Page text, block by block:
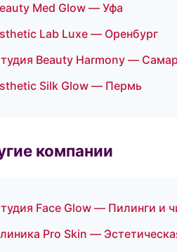
Med Glow — Уфа
Lab Luxe — Оренбург
Beauty Harmony —
Silk Glow — Пермь
компании
Face Glow — Пилинги и
Pro Skin —